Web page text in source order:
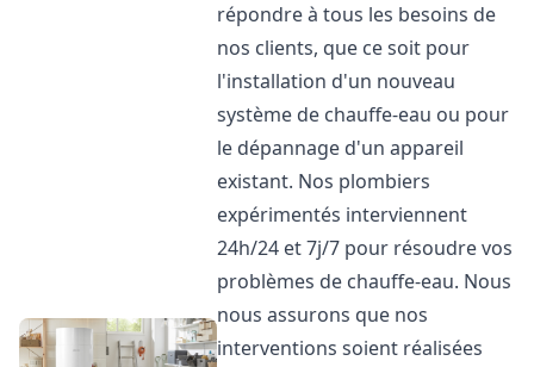
répondre à tous les besoins de
nos clients, que ce soit pour
l'installation d'un nouveau
système de chauffe-eau ou pour
le dépannage d'un appareil
existant. Nos plombiers
expérimentés interviennent
24h/24 et 7j/7 pour résoudre vos
problèmes de chauffe-eau. Nous
nous assurons que nos
interventions soient réalisées